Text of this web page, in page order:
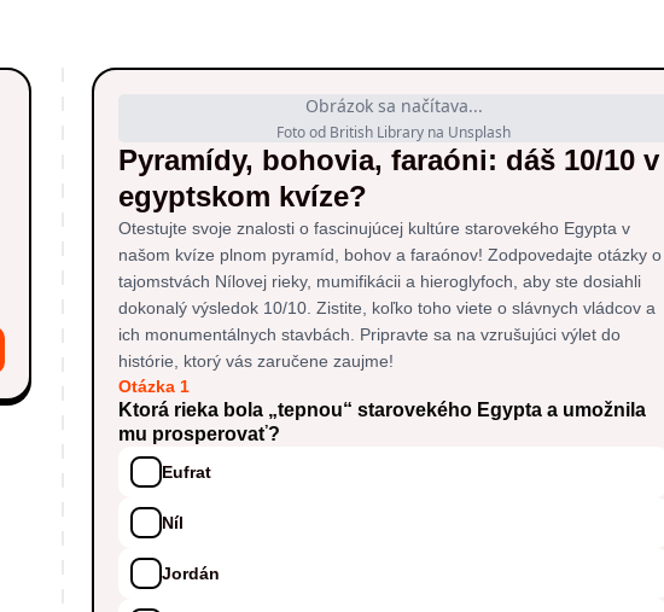
Obrázok sa načítava...
Foto od British Library na Unsplash
Pyramídy, bohovia, faraóni: dáš 10/10 v
egyptskom kvíze?
Otestujte svoje znalosti o fascinujúcej kultúre starovekého Egypta v
našom kvíze plnom pyramíd, bohov a faraónov! Zodpovedajte otázky o
tajomstvách Nílovej rieky, mumifikácii a hieroglyfoch, aby ste dosiahli
dokonalý výsledok 10/10. Zistite, koľko toho viete o slávnych vládcov a
ich monumentálnych stavbách. Pripravte sa na vzrušujúci výlet do
histórie, ktorý vás zaručene zaujme!
Otázka 1
Ktorá rieka bola „tepnou“ starovekého Egypta a umožnila
mu prosperovať?
Eufrat
Níl
Jordán